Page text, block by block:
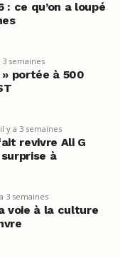
ce qu’on a loupé
3 semaines
» portée à 500
il y a 3 semaines
revivre Ali G
à
3 semaines
voie à la culture